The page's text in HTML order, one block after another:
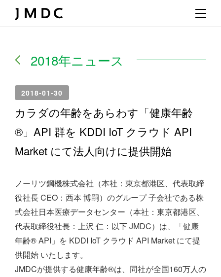
2018年ニュース
2018-01-30
カラダの年齢をあらわす「健康年齢
®」API 群を KDDI IoT クラウド API
Market にて法人向けに提供開始
ノーリツ鋼機株式会社（本社：東京都港区、代表取締
役社長 CEO：西本 博嗣）のグループ 子会社である株
式会社日本医療データセンター（本社：東京都港区、
代表取締役社長：上沢 仁：以下 JMDC）は、「健康
年齢® API」を KDDI IoT クラウド API Market にて提
供開始 いたします。
JMDCが提供する健康年齢®は、同社が全国160万人の